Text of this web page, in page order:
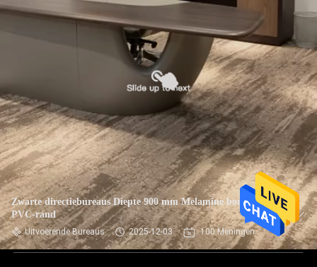
Zwarte directiebureaus Diepte 900 mm Melamine bord met
PVC-rand
Uitvoerende Bureaus 2025-12-03 100 Meningen